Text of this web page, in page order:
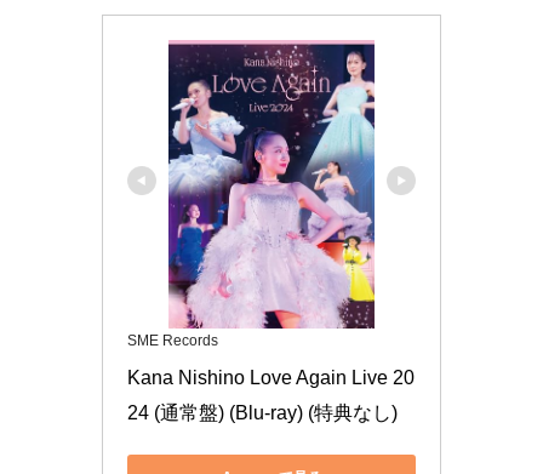
SME Records
Kana Nishino Love Again Live 20
24 (通常盤) (Blu-ray) (特典なし)